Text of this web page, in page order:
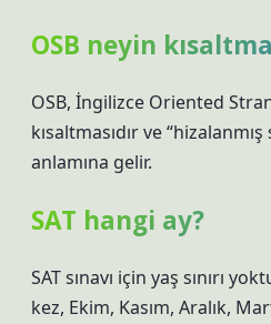
OSB neyin
OSB, İngilizce Oriented
kısaltmasıdır ve
anlamına gelir.
SAT hangi ay?
SAT sınavı için yaş sınırı
kez, Ekim, Kasım, Aralık,